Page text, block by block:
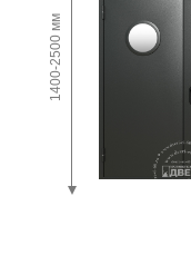
1400-2500 мм